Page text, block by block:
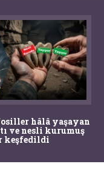
hâlâ yaşayan
ve nesli kurumuş
keşfedildi